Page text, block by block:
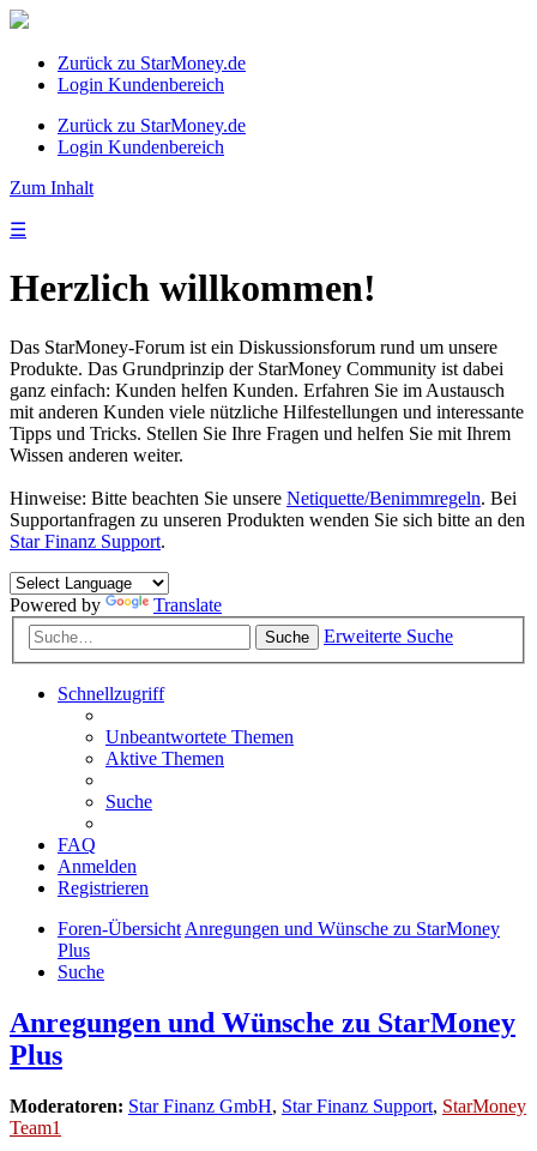
Zurück zu StarMoney.de
Login Kundenbereich
Zurück zu StarMoney.de
Login Kundenbereich
Zum Inhalt
☰
Herzlich willkommen!
Das StarMoney-Forum ist ein Diskussionsforum rund um unsere
Produkte. Das Grundprinzip der StarMoney Community ist dabei
ganz einfach: Kunden helfen Kunden. Erfahren Sie im Austausch
mit anderen Kunden viele nützliche Hilfestellungen und interessante
Tipps und Tricks. Stellen Sie Ihre Fragen und helfen Sie mit Ihrem
Wissen anderen weiter.
Hinweise: Bitte beachten Sie unsere Netiquette/Benimmregeln. Bei
Supportanfragen zu unseren Produkten wenden Sie sich bitte an den
Star Finanz Support.
Powered by Translate
Suche Erweiterte Suche
Schnellzugriff
Unbeantwortete Themen
Aktive Themen
Suche
FAQ
Anmelden
Registrieren
Foren-ÜbersichtAnregungen und Wünsche zu StarMoney
Plus
Suche
Anregungen und Wünsche zu StarMoney
Plus
Moderatoren: Star Finanz GmbH, Star Finanz Support, StarMoney
Team1